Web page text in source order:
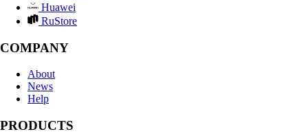
Huawei
RuStore
COMPANY
About
News
Help
PRODUCTS